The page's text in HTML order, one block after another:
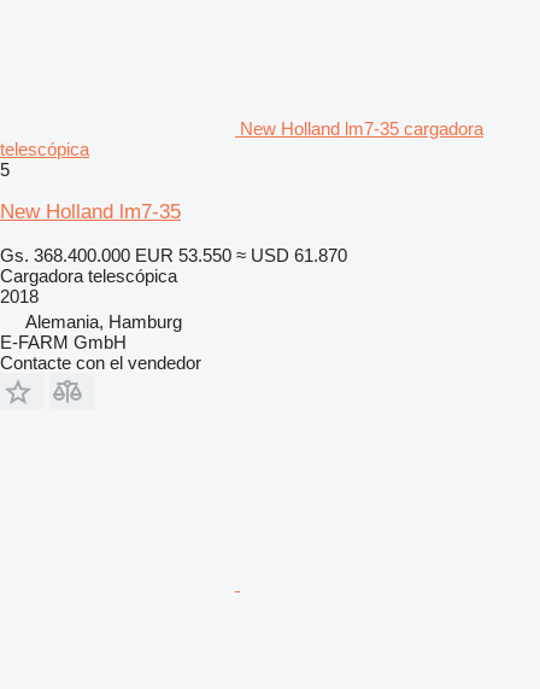
New Holland lm7-35 cargadora
telescópica
5
New Holland lm7-35
Gs. 368.400.000 EUR 53.550 ≈ USD 61.870
Cargadora telescópica
2018
Alemania, Hamburg
E-FARM GmbH
Contacte con el vendedor